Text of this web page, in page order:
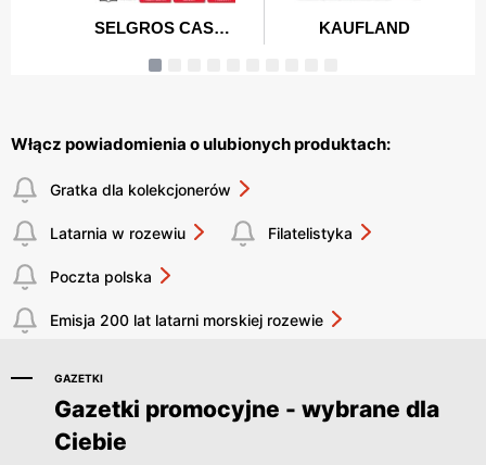
Włącz powiadomienia o ulubionych produktach:
Gratka dla kolekcjonerów
Latarnia w rozewiu Filatelistyka
Poczta polska
Emisja 200 lat latarni morskiej rozewie
GAZETKI
Gazetki promocyjne - wybrane dla
Ciebie